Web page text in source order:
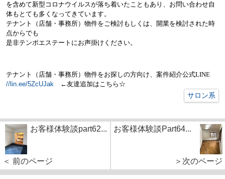
を含めて新型コロナウイルスが落ち着いたこともあり、お問い合わせ自
体もとても多くなってきています。
テナント（店舗・事務所）物件をご検討もしくは、開業を検討された時
点からでも
是非テンポエステートにお声掛けください。
テナント（店舗・事務所）物件をお探しの方向け、案件紹介公式LINE
//lin.ee/5ZcUJak
←友達追加はこちら ☆
サロン系
お客様体験談part62...
＜ 前のページ
お客様体験談Part64...
＞次のページ